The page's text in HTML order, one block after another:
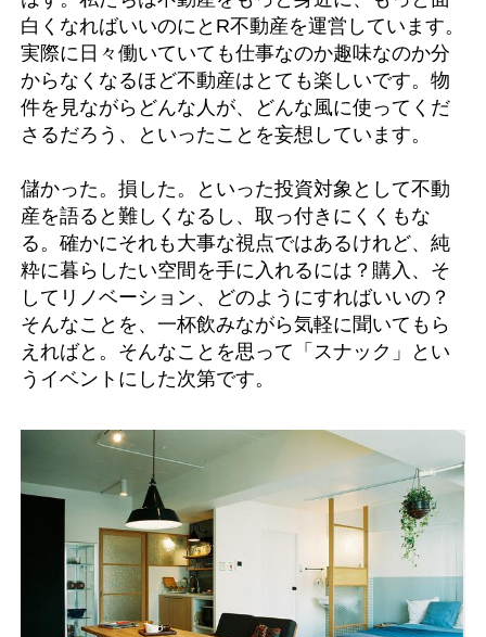
白くなればいいのにとR不動産を運営しています。
実際に日々働いていても仕事なのか趣味なのか分
からなくなるほど不動産はとても楽しいです。物
件を見ながらどんな人が、どんな風に使ってくだ
さるだろう、といったことを妄想しています。
儲かった。損した。といった投資対象として不動
産を語ると難しくなるし、取っ付きにくくもな
る。確かにそれも大事な視点ではあるけれど、純
粋に暮らしたい空間を手に入れるには？購入、そ
してリノベーション、どのようにすればいいの？
そんなことを、一杯飲みながら気軽に聞いてもら
えればと。そんなことを思って「スナック」とい
うイベントにした次第です。